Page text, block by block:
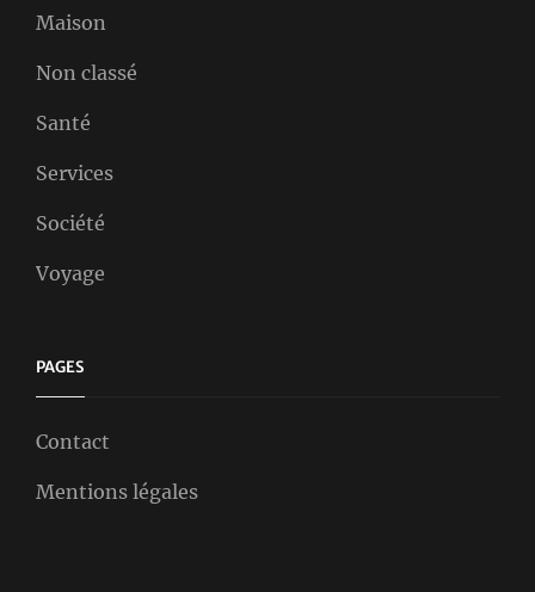
Maison
Non classé
Santé
Services
Société
Voyage
PAGES
Contact
Mentions légales